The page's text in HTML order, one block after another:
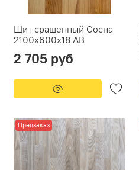
Щит сращенный Сосна
2100х600х18 АВ
2 705 руб
Предзаказ